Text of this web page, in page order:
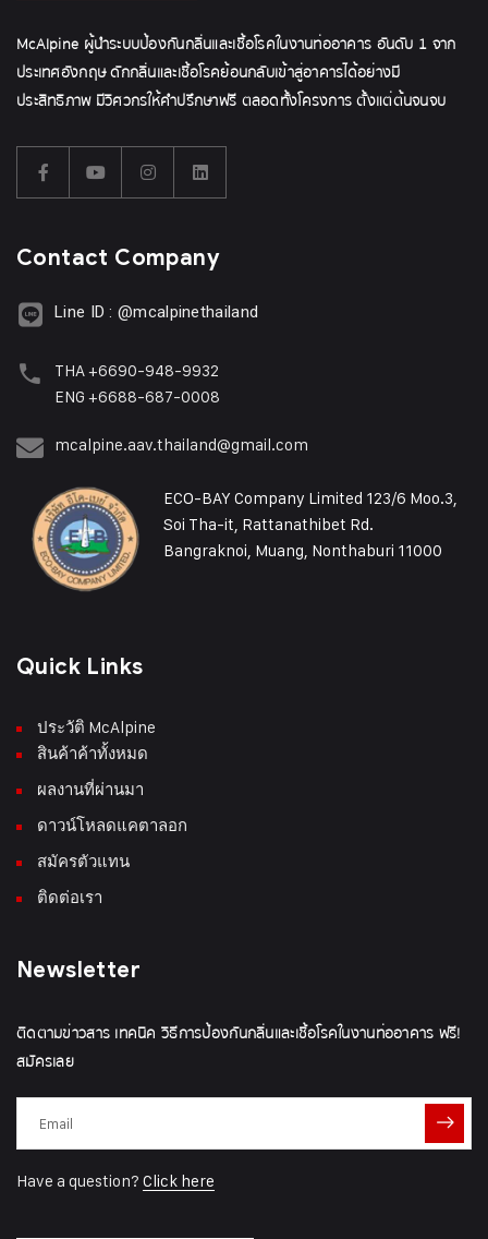
McAlpine ผู้นำระบบป้องกันกลิ่นและเชื้อโรคในงานท่ออาคาร อันดับ 1 จาก
ประเทศอังกฤษ ดักกลิ่นและเชื้อโรคย้อนกลับเข้าสู่อาคารได้อย่างมี
ประสิทธิภาพ มีวิศวกรให้คำปรึกษาฟรี ตลอดทั้งโครงการ ตั้งแต่ต้นจนจบ
Contact Company
Line ID : @mcalpinethailand
THA +6690-948-9932
ENG +6688-687-0008
mcalpine.aav.thailand@gmail.com
ECO-BAY Company Limited 123/6 Moo.3,
Soi Tha-it, Rattanathibet Rd.
Bangraknoi, Muang, Nonthaburi 11000
Quick Links
ประวัติ McAlpine
สินค้าค้าทั้งหมด
ผลงานที่ผ่านมา
ดาวน์โหลดแคตาลอก
สมัครตัวแทน
ติดต่อเรา
Newsletter
ติดตามข่าวสาร เทคนิค วิธีการป้องกันกลิ่นและเชื้อโรคในงานท่ออาคาร ฟรี!
สมัครเลย
Have a question? Click here